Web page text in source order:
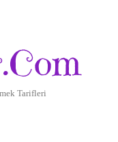
Tarifleri